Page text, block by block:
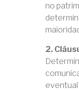
no
2.
eventual